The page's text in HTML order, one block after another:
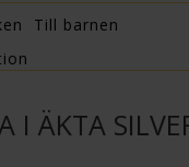
Till barnen
I ÄKTA